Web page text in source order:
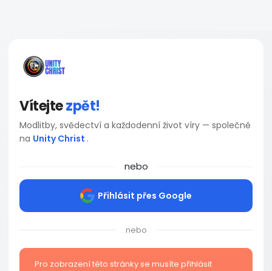
Vítejtezpět!
Modlitby, svědectví a každodenní život víry — společně
na Unity Christ .
nebo
Přihlásit přes Google
nebo
Pro zobrazení této stránky se musíte přihlásit